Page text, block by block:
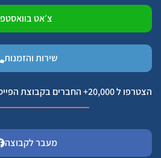
צ׳אט בוואסטפ
שירות והזמנות
הצטרפו ל 20,000+ החברים בקבוצת הפייסבוק שלנו ״מטפלים בהורים
מעבר לקבוצה